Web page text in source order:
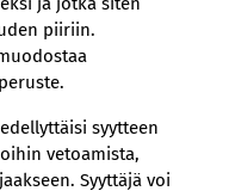
piiriin.
syytteen
vetoamista,
Syyttäjä voi